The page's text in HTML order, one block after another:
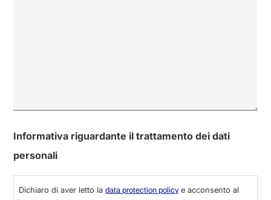
Informativa riguardante il trattamento dei dati
personali
Dichiaro di aver letto ladata protection policye acconsento al